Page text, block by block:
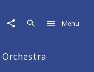
Menu